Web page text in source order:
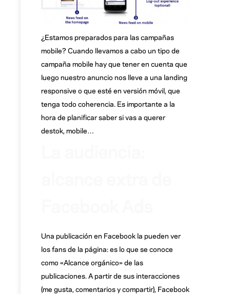
¿Estamos preparados para las campañas
mobile? Cuando llevamos a cabo un tipo de
campaña mobile hay que tener en cuenta que
luego nuestro anuncio nos lleve a una landing
responsive o que esté en versión móvil, que
tenga todo coherencia. Es importante a la
hora de planificar saber si vas a querer
destok, mobile…
Una publicación en Facebook la pueden ver
los fans de la página: es lo que se conoce
como «Alcance orgánico» de las
publicaciones. A partir de sus interacciones
(me gusta, comentarios y compartir), Facebook